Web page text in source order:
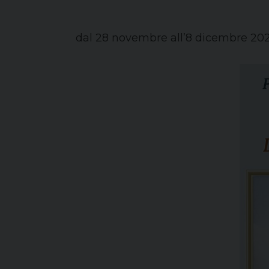
dal 28 novembre all’8 dicembre